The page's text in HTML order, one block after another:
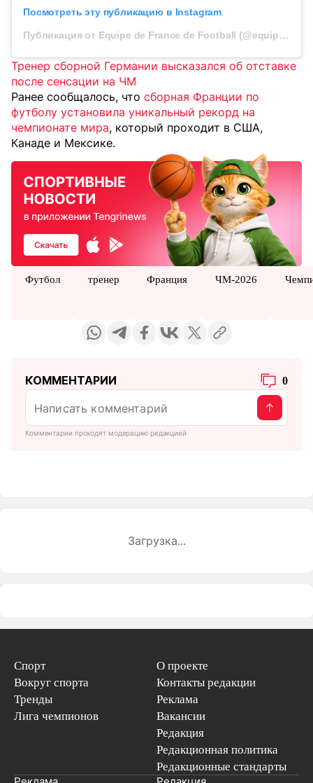
Посмотреть эту публикацию в Instagram
Публикация от Equipe de France de Football (@equipedefrance)
Тренер сборной Германии высказался об отставке
после сенсации на ЧМ
Ранее сообщалось, что сборная Франции по
футболу установила уникальный рекорд на
чемпионате мира, который проходит в США,
Канаде и Мексике.
Футбол тренер Франция ЧМ-2026
КОММЕНТАРИИ 0
Комментарии проходят модерацию редакцией
Загрузка...
Спорт
Вокруг спорта
Тренды
Лига чемпионов
О проекте
Контакты редакции
Реклама
Вакансии
Редакция
Редакционная политика
Редакционные стандарты